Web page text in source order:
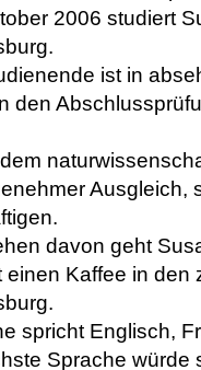
2006 studiert
ist in
den
Ausgleich,
davon geht
einen Kaffee in den
spricht Englisch,
Sprache würde